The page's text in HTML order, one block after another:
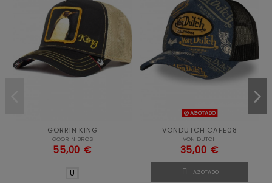
GORRIN KING
GOORIN BROS
55,00 €
U
AGOTADO
VONDUTCH CAFE08
VON DUTCH
35,00 €
 AGOTADO